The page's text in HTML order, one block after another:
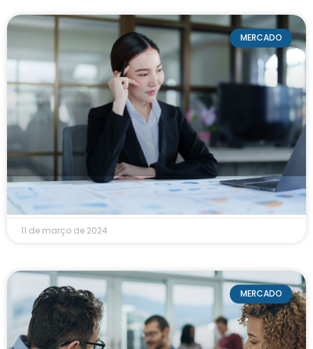
MERCADO
Entenda os tipos de cotas do FIDC
11 de março de 2024
MERCADO